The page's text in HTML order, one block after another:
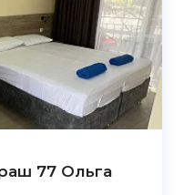
77 Ольга